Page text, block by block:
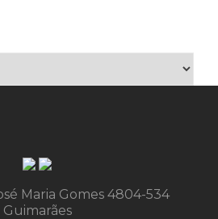
Maria Gomes 4804-534
Guimarães